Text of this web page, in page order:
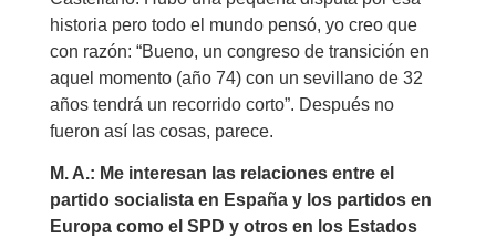
historia pero todo el mundo pensó, yo creo que
con razón: “Bueno, un congreso de transición en
aquel momento (año 74) con un sevillano de 32
años tendrá un recorrido corto”. Después no
fueron así las cosas, parece.
M. A.: Me interesan las relaciones entre el
partido socialista en España y los partidos en
Europa como el SPD y otros en los Estados